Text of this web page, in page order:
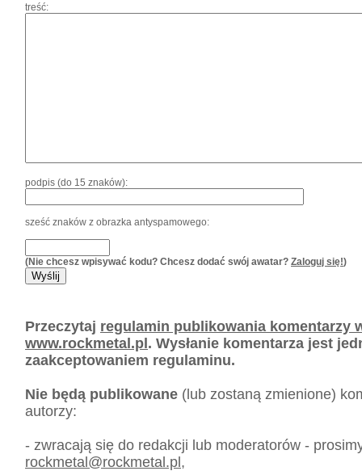
treść:
podpis (do 15 znaków):
sześć znaków z obrazka antyspamowego:
(Nie chcesz wpisywać kodu? Chcesz dodać swój awatar? Zaloguj się!)
Przeczytaj regulamin publikowania komentarzy
www.rockmetal.pl. Wysłanie komentarza jest
zaakceptowaniem regulaminu.
Nie będą publikowane (lub zostaną zmienione)
autorzy:
- zwracają się do redakcji lub moderatorów -
rockmetal@rockmetal.pl,